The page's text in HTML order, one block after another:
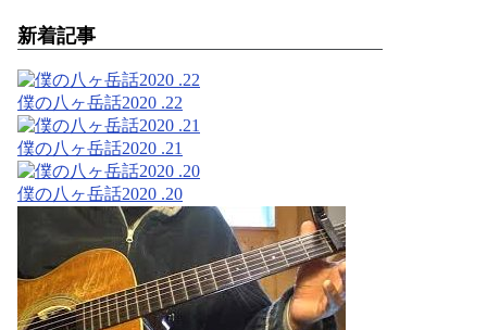
新着記事
僕の八ヶ岳話2020 .22
僕の八ヶ岳話2020 .21
僕の八ヶ岳話2020 .20